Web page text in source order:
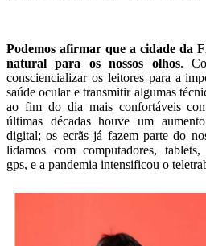
Podemos afirmar que a cidade da
natural para os nossos olhos.
consciencializar os leitores para a
saúde ocular e transmitir algumas
ao fim do dia mais confortáveis
últimas décadas houve um
digital; os ecrãs já fazem parte do
lidamos com computadores, tablets,
gps, e a pandemia intensificou o